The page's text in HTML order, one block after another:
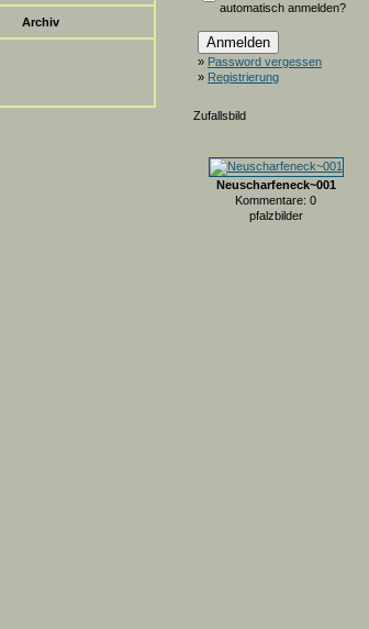
Archiv
automatisch anmelden?
» Password vergessen
» Registrierung
Zufallsbild
Neuscharfeneck~001
Kommentare: 0
pfalzbilder